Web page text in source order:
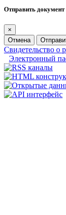
Отправить документ
×
Отмена
Свидетельство
Электронный